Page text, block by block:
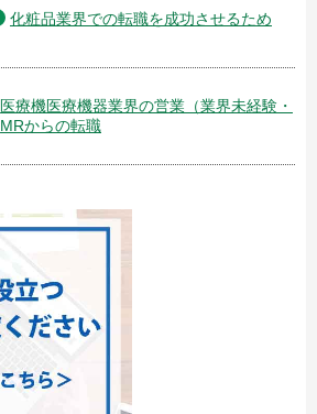
化粧品業界での転職を成功させるため
医療機医療機器業界の営業（業界未経験・
MRからの転職